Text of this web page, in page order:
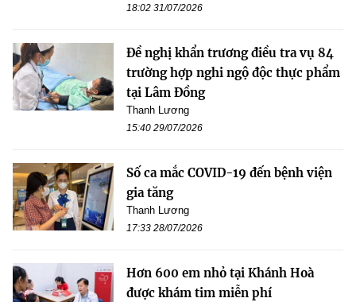
18:02 31/07/2026
Đề nghị khẩn trương điều tra vụ 84
trường hợp nghi ngộ độc thực phẩm
tại Lâm Đồng
Thanh Lương
15:40 29/07/2026
Số ca mắc COVID-19 đến bệnh viện
gia tăng
Thanh Lương
17:33 28/07/2026
Hơn 600 em nhỏ tại Khánh Hoà
được khám tim miễn phí